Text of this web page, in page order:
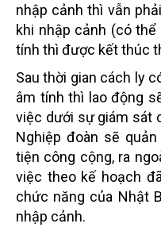
nhập cảnh thì vẫn
khi nhập cảnh (có
tính thì được kết thúc
Sau thời gian cách ly
âm tính thì lao động
việc dưới sự giám sát
Nghiệp đoàn sẽ
tiện công cộng, ra
việc theo kế hoạch
chức năng của Nhật
nhập cảnh.